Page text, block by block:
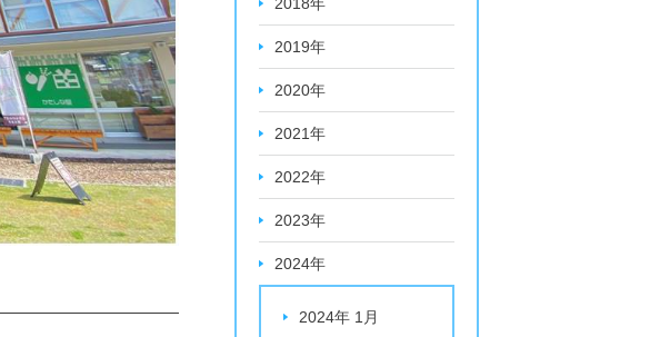
2019年
2020年
2021年
2022年
2023年
2024年
2024年 1月